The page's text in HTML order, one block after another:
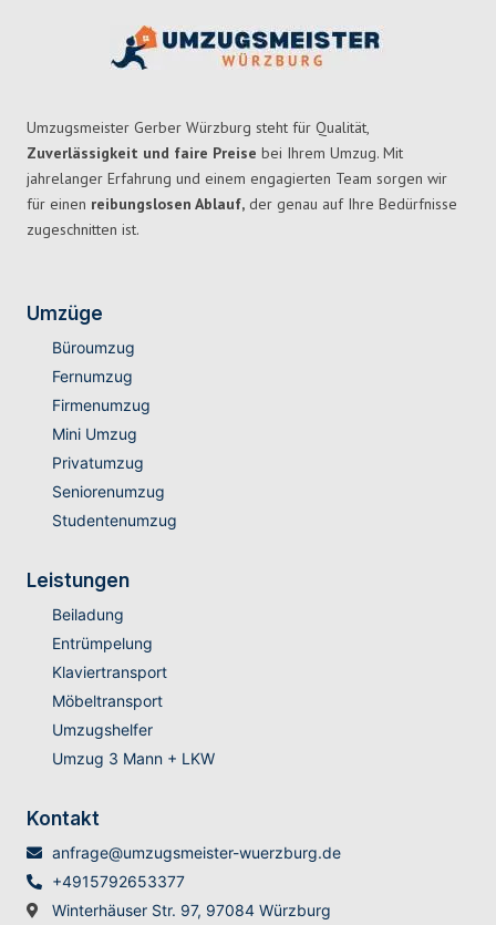
Umzugsmeister Gerber Würzburg steht für Qualität,
Zuverlässigkeit und faire Preise bei Ihrem Umzug. Mit
jahrelanger Erfahrung und einem engagierten Team sorgen wir
für einen reibungslosen Ablauf, der genau auf Ihre Bedürfnisse
zugeschnitten ist.
Umzüge
Büroumzug
Fernumzug
Firmenumzug
Mini Umzug
Privatumzug
Seniorenumzug
Studentenumzug
Leistungen
Beiladung
Entrümpelung
Klaviertransport
Möbeltransport
Umzugshelfer
Umzug 3 Mann + LKW
Kontakt
anfrage@umzugsmeister-wuerzburg.de
+4915792653377
Winterhäuser Str. 97, 97084 Würzburg